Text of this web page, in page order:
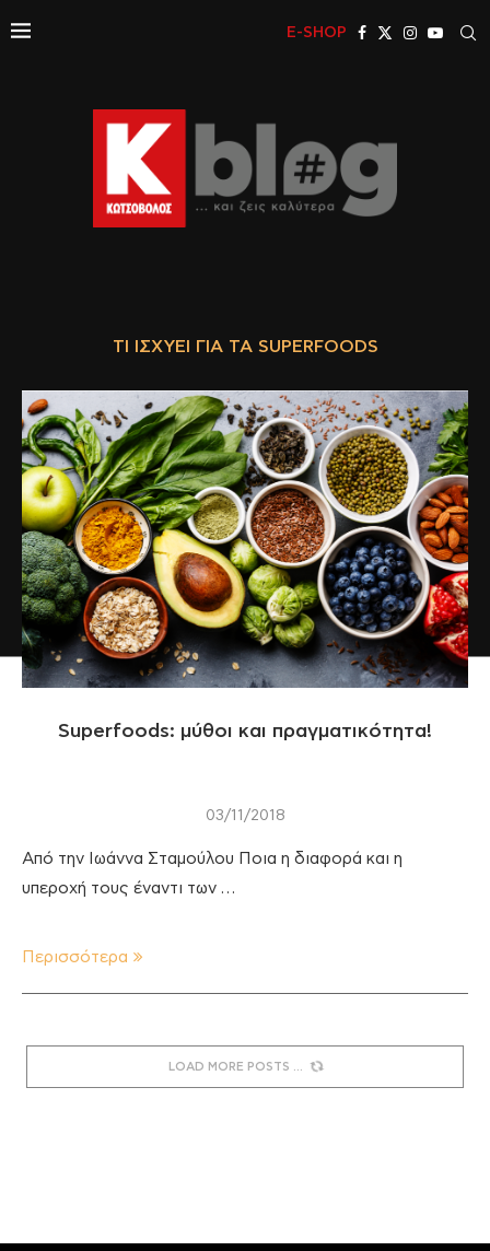
E-SHOP
ΤΙ ΙΣΧΎΕΙ ΓΙΑ ΤΑ SUPERFOODS
Superfoods: μύθοι και πραγματικότητα!
03/11/2018
Από την Ιωάννα Σταμούλου Ποια η διαφορά και η
υπεροχή τους έναντι των …
Περισσότερα
LOAD MORE POSTS